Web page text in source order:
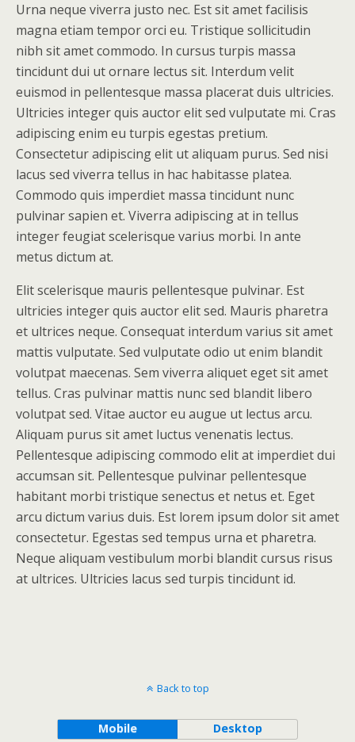
Urna neque viverra justo nec. Est sit amet facilisis
magna etiam tempor orci eu. Tristique sollicitudin
nibh sit amet commodo. In cursus turpis massa
tincidunt dui ut ornare lectus sit. Interdum velit
euismod in pellentesque massa placerat duis ultricies.
Ultricies integer quis auctor elit sed vulputate mi. Cras
adipiscing enim eu turpis egestas pretium.
Consectetur adipiscing elit ut aliquam purus. Sed nisi
lacus sed viverra tellus in hac habitasse platea.
Commodo quis imperdiet massa tincidunt nunc
pulvinar sapien et. Viverra adipiscing at in tellus
integer feugiat scelerisque varius morbi. In ante
metus dictum at.
Elit scelerisque mauris pellentesque pulvinar. Est
ultricies integer quis auctor elit sed. Mauris pharetra
et ultrices neque. Consequat interdum varius sit amet
mattis vulputate. Sed vulputate odio ut enim blandit
volutpat maecenas. Sem viverra aliquet eget sit amet
tellus. Cras pulvinar mattis nunc sed blandit libero
volutpat sed. Vitae auctor eu augue ut lectus arcu.
Aliquam purus sit amet luctus venenatis lectus.
Pellentesque adipiscing commodo elit at imperdiet dui
accumsan sit. Pellentesque pulvinar pellentesque
habitant morbi tristique senectus et netus et. Eget
arcu dictum varius duis. Est lorem ipsum dolor sit amet
consectetur. Egestas sed tempus urna et pharetra.
Neque aliquam vestibulum morbi blandit cursus risus
at ultrices. Ultricies lacus sed turpis tincidunt id.
Back to top
Mobile Desktop